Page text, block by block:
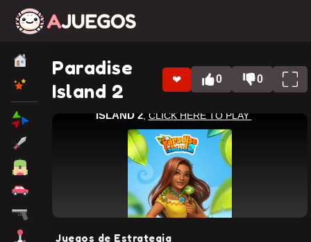
Paradise
Island 2
❤ 0 0
Juegos de Estrategia